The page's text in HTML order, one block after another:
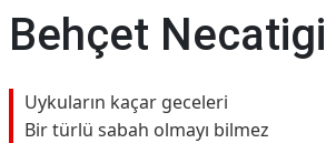
Behçet Necatigil
Uykuların kaçar geceleri
Bir türlü sabah olmayı bilmez